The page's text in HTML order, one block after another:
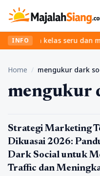
INFOkelas seru dan
Home / mengukur dark
mengukur
Artikel
Strategi Marketing
Dikuasai 2026:
Dark Social untuk
Traffic dan